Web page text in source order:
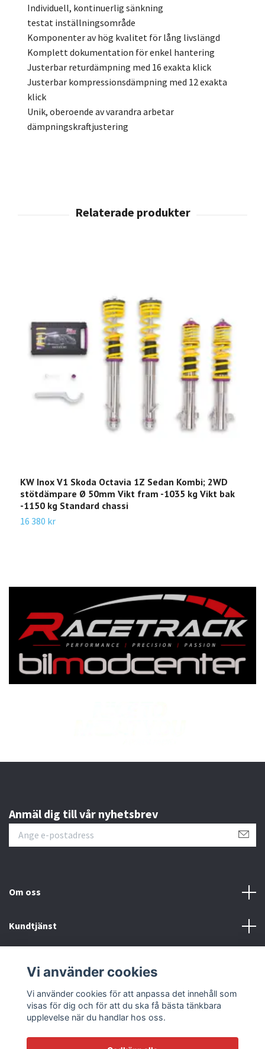
Individuell, kontinuerlig sänkning
testat inställningsområde
Komponenter av hög kvalitet för lång livslängd
Komplett dokumentation för enkel hantering
Justerbar returdämpning med 16 exakta klick
Justerbar kompressionsdämpning med 12 exakta
klick
Unik, oberoende av varandra arbetar
dämpningskraftjustering
KW Inox V1 Skoda Octavia 1Z Sedan Kombi; 2WD
stötdämpare Ø 50mm Vikt fram -1035 kg Vikt bak
-1150 kg Standard chassi
16 380 kr
Anmäl dig till vår nyhetsbrev
Om oss
Kundtjänst
Sociala medier
Vi använder cookies
Vi använder cookies för att anpassa det innehåll som
visas för dig och för att du ska få bästa tänkbara
upplevelse när du handlar hos oss.